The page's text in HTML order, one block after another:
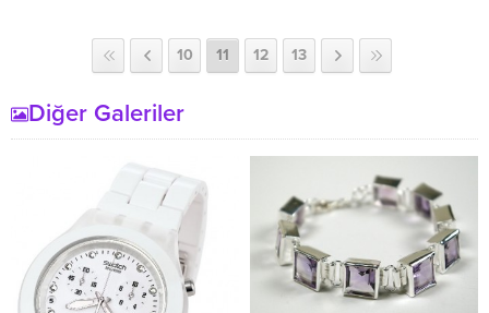
10 11 12 13
Diğer Galeriler